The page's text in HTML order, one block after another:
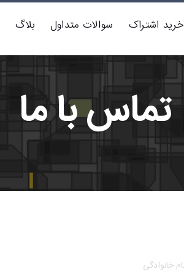
خرید اشتراک سوالات متداول بلاگ
تماس با ما